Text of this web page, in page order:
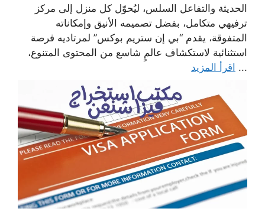
الحديثة والتفاعل السلس، ليُحوّل كل منزل إلى مركز
ترفيهي متكامل، بفضل تصميمه الأنيق وإمكاناته
المتفوقة، يقدم “بي إن ستريم بوكس” لمرتاديه فرصة
استثنائية لاستكشاف عالمٍ شاسع من المحتوى المتنوع،
... اقرأ المزيد